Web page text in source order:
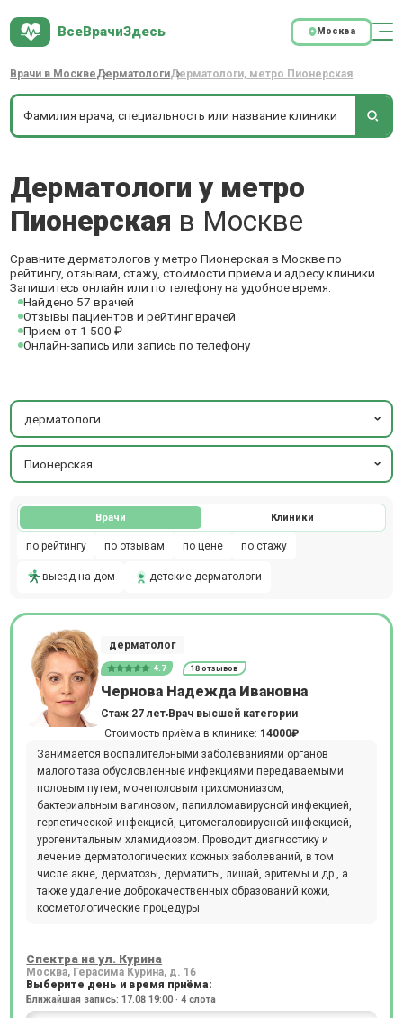
ВсеВрачиЗдесь Москва
Врачи в МосквеДерматологиДерматологи, метро Пионерская
Дерматологи у метро
Пионерская в Москве
Сравните дерматологов у метро Пионерская в Москве по
рейтингу, отзывам, стажу, стоимости приема и адресу клиники.
Запишитесь онлайн или по телефону на удобное время.
Найдено 57 врачей
Отзывы пациентов и рейтинг врачей
Прием от 1 500 ₽
Онлайн-запись или запись по телефону
дерматологи
Пионерская
Врачи Клиники
по рейтингу по отзывам по цене по стажу
выезд на дом детские дерматологи
дерматолог
4.7 18 отзывов
Чернова Надежда Ивановна
Стаж 27 лет Врач высшей категории
Стоимость приёма в клинике: 14000₽
Занимается воспалительными заболеваниями органов
малого таза обусловленные инфекциями передаваемыми
половым путем, мочеполовым трихомониазом,
бактериальным вагинозом, папилломавирусной инфекцией,
герпетической инфекцией, цитомегаловирусной инфекцией,
урогенитальным хламидиозом. Проводит диагностику и
лечение дерматологических кожных заболеваний, в том
числе акне, дерматозы, дерматиты, лишай, эритемы и др., а
также удаление доброкачественных образований кожи,
косметологические процедуры.
Спектра на ул. Курина
Москва, Герасима Курина, д. 16
Выберите день и время приёма:
Ближайшая запись: 17.08 19:00 · 4 слота